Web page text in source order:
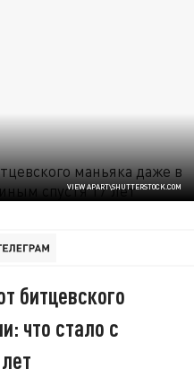
VIEW APART\SHUTTERSTOCK.COM
битцевского
что стало с